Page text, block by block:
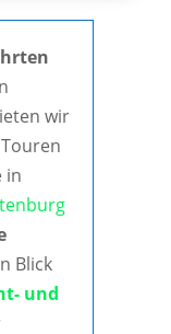
wir
in
Blick
und